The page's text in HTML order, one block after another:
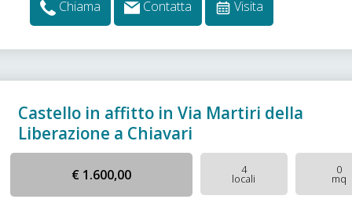
Chiama Contatta Visita
Castello in affitto in Via Martiri della
Liberazione a Chiavari
€ 1.600,00 4
locali
0
mq